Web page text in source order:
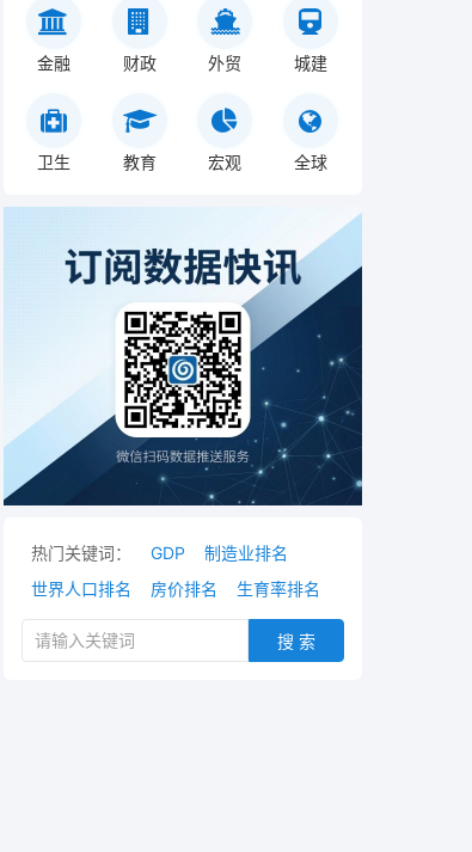
金融 财政 外贸 城建
卫生 教育 宏观 全球
热门关键词： GDP
制造业排名
世界人口排名
房价排名 生育率排名
搜 索